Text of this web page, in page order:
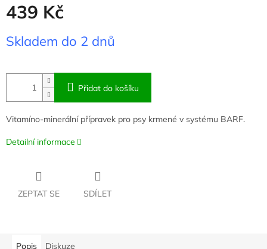
439 Kč
cena:
Skladem do 2 dnů
Přidat do košíku
Vitamíno-minerální přípravek pro psy krmené v systému BARF.
Detailní informace
ZEPTAT SE SDÍLET
Popis Diskuze